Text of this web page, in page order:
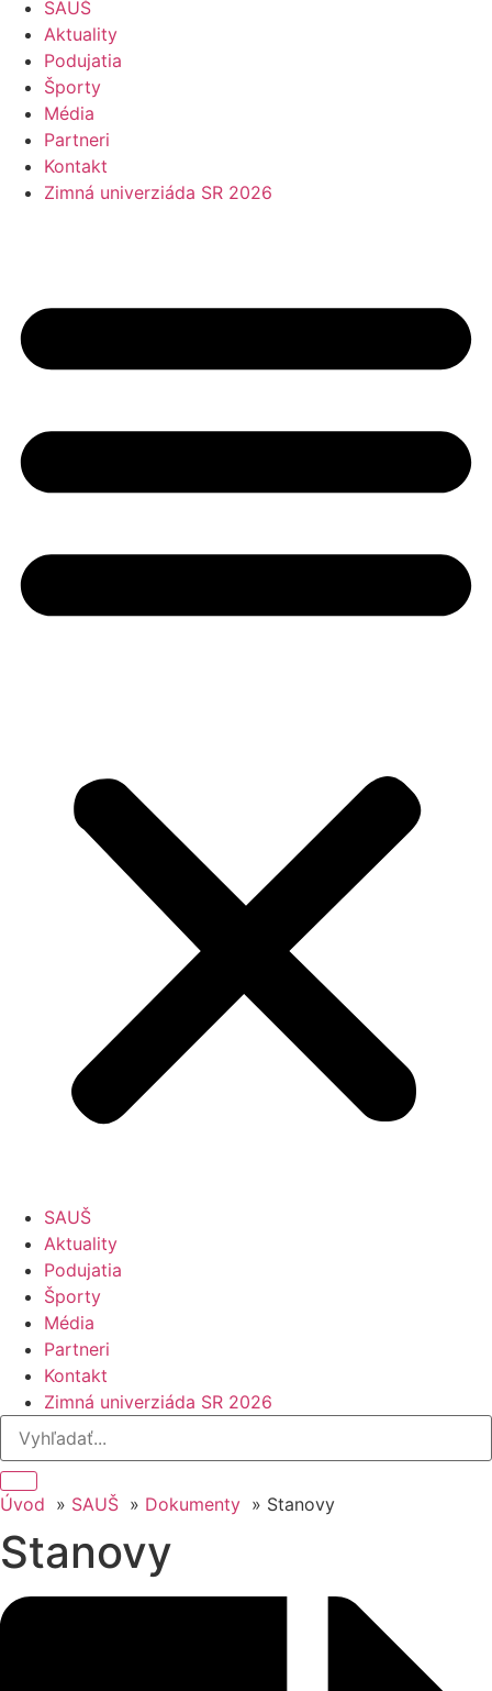
SAUŠ
Aktuality
Podujatia
Športy
Média
Partneri
Kontakt
Zimná univerziáda SR 2026
SAUŠ
Aktuality
Podujatia
Športy
Média
Partneri
Kontakt
Zimná univerziáda SR 2026
Úvod SAUŠ Dokumenty Stanovy
Stanovy